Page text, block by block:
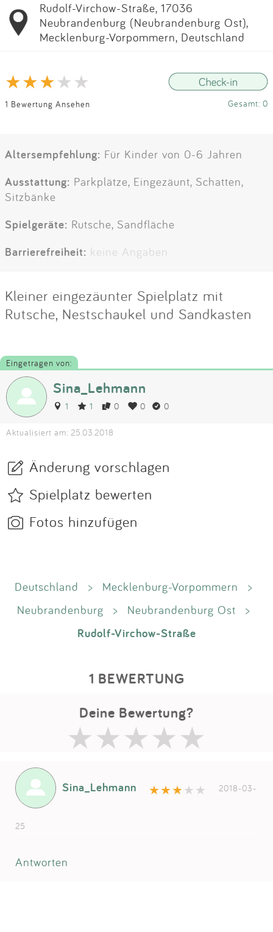
Rudolf-Virchow-Straße, 17036
Neubrandenburg (Neubrandenburg Ost),
Mecklenburg-Vorpommern, Deutschland
1 Bewertung Ansehen Gesamt: 0
Altersempfehlung: Für Kinder von 0-6 Jahren
Ausstattung: Parkplätze, Eingezäunt, Schatten,
Sitzbänke
Spielgeräte: Rutsche, Sandfläche
Barrierefreiheit: keine Angaben
Kleiner eingezäunter Spielplatz mit
Rutsche, Nestschaukel und Sandkasten
Eingetragen von:
Sina_Lehmann
1 1 0 0 0
Aktualisiert am: 25.03.2018
Änderung vorschlagen
Spielplatz bewerten
Fotos hinzufügen
Deutschland > Mecklenburg-Vorpommern
>
Neubrandenburg
> Neubrandenburg Ost >
Rudolf-Virchow-Straße
1 BEWERTUNG
Deine Bewertung?
Sina_Lehmann 2018-03-
25
Antworten